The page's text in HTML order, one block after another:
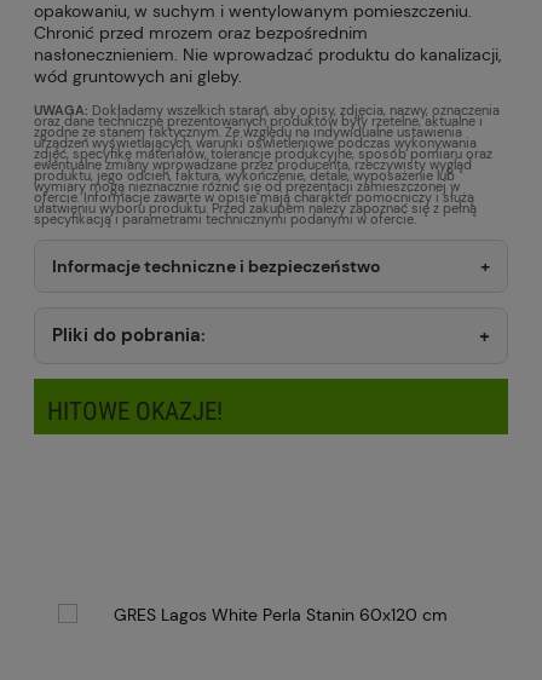
opakowaniu, w suchym i wentylowanym pomieszczeniu.
Chronić przed mrozem oraz bezpośrednim
nasłonecznieniem. Nie wprowadzać produktu do kanalizacji,
wód gruntowych ani gleby.
UWAGA: Dokładamy wszelkich starań, aby opisy, zdjęcia, nazwy, oznaczenia
oraz dane techniczne prezentowanych produktów były rzetelne, aktualne i
zgodne ze stanem faktycznym. Ze względu na indywidualne ustawienia
urządzeń wyświetlających, warunki oświetleniowe podczas wykonywania
zdjęć, specyfikę materiałów, tolerancje produkcyjne, sposób pomiaru oraz
ewentualne zmiany wprowadzane przez producenta, rzeczywisty wygląd
produktu, jego odcień, faktura, wykończenie, detale, wyposażenie lub
wymiary mogą nieznacznie różnić się od prezentacji zamieszczonej w
ofercie. Informacje zawarte w opisie mają charakter pomocniczy i służą
ułatwieniu wyboru produktu. Przed zakupem należy zapoznać się z pełną
specyfikacją i parametrami technicznymi podanymi w ofercie.
Informacje techniczne i bezpieczeństwo
Pliki do pobrania:
HITOWE OKAZJE!